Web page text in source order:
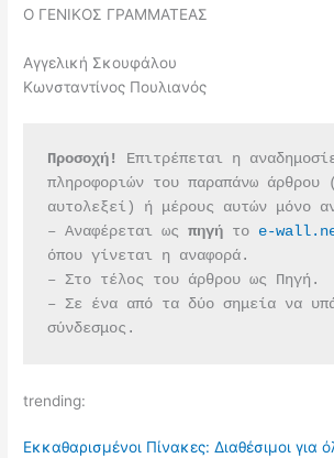
Ο ΓΕΝΙΚΟΣ ΓΡΑΜΜΑΤΕΑΣ
Αγγελική
Κωνσταντίνος Πουλιανός
Προσοχή!
Επιτρέπεται η
πληροφοριών του παραπάνω άρθρου
αυτολεξεί) ή μέρους αυτών μόνο
– Αναφέρεται ως πηγή το e-
όπου γίνεται η αναφορά.
– Στο τέλος του άρθρου ως Πηγή.
– Σε ένα από τα δύο σημεία να
σύνδεσμος.
trending:
Εκκαθαρισμένοι Πίνακες: Διαθέσιμοι για